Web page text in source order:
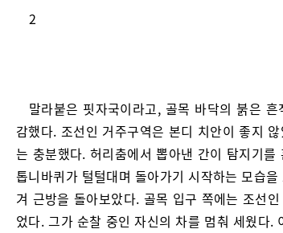
2
말라붙은 핏자국이라고, 골목 바닥의 붉은
감했다. 조선인 거주구역은 본디 치안이 좋지
는 충분했다. 허리춤에서 뽑아낸 간이 탐지기
톱니바퀴가 털털대며 돌아가기 시작하는 모습
겨 근방을 돌아보았다. 골목 입구 쪽에는 조선
었다. 그가 순찰 중인 자신의 차를 멈춰 세웠다.